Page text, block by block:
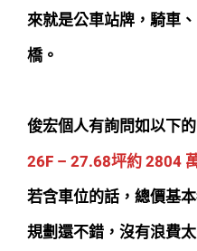
來就是公車站牌，騎車
橋。
俊宏個人有詢問如以下
26F – 27.68坪約 2804
若含車位的話，總價基
規劃還不錯，沒有浪費